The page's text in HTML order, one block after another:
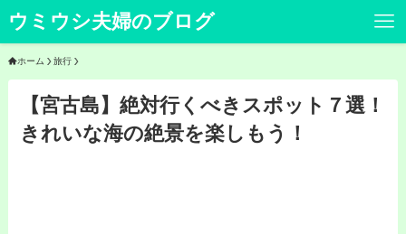
ウミウシ夫婦のブログ
ホーム 旅行
【宮古島】絶対行くべきスポット７選！
きれいな海の絶景を楽しもう！